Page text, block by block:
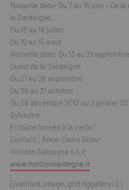
Nouvelle date: Du 7 au 15 juin – De
la Sardaigne…
Du 13 au 18 juillet
Du 10 au 15 aout
Nouvelle date: Du 13 au 21
Ouest de la Sardaigne
Du 21 au 26 septembre
Du 26 au 31 octobre
Du 28 décembre 2013 au 2 janvier
Sylvestre
Et toute l’année à la carte !
Contact : Anne-Claire Oriou
Horizon Sardegna s.n.c
www.horizonsardegna.it
[justified_image_grid nggallery=2]